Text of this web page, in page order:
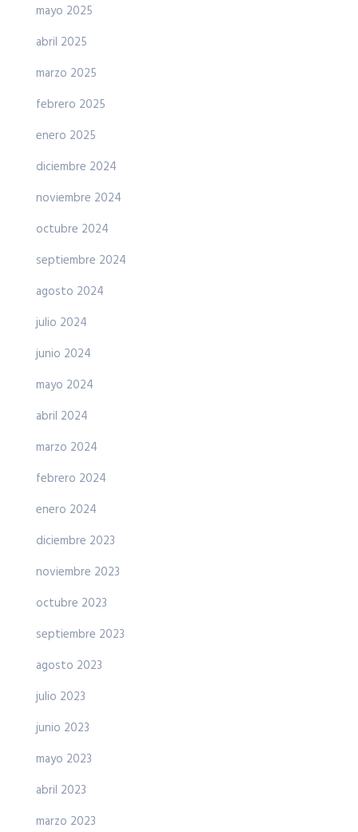
mayo 2025
abril 2025
marzo 2025
febrero 2025
enero 2025
diciembre 2024
noviembre 2024
octubre 2024
septiembre 2024
agosto 2024
julio 2024
junio 2024
mayo 2024
abril 2024
marzo 2024
febrero 2024
enero 2024
diciembre 2023
noviembre 2023
octubre 2023
septiembre 2023
agosto 2023
julio 2023
junio 2023
mayo 2023
abril 2023
marzo 2023